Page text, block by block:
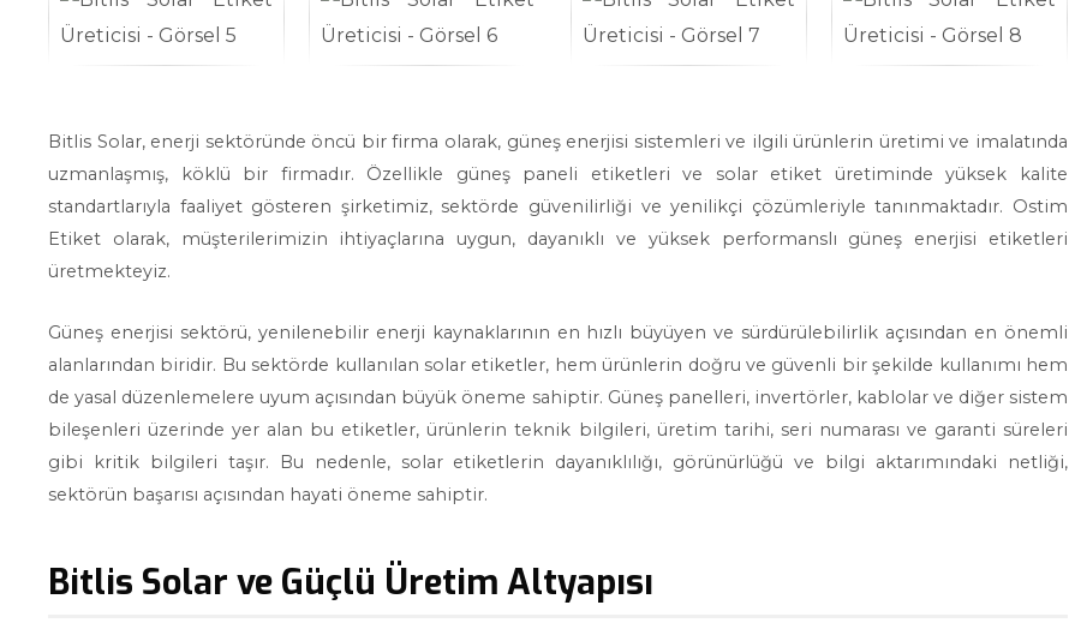
Bitlis Solar, enerji sektöründe öncü bir firma olarak, güneş enerjisi sistemleri ve ilgili ürünlerin üretimi ve imalatında
uzmanlaşmış, köklü bir firmadır. Özellikle güneş paneli etiketleri ve solar etiket üretiminde yüksek kalite
standartlarıyla faaliyet gösteren şirketimiz, sektörde güvenilirliği ve yenilikçi çözümleriyle tanınmaktadır. Ostim
Etiket olarak, müşterilerimizin ihtiyaçlarına uygun, dayanıklı ve yüksek performanslı güneş enerjisi etiketleri
üretmekteyiz.
Güneş enerjisi sektörü, yenilenebilir enerji kaynaklarının en hızlı büyüyen ve sürdürülebilirlik açısından en önemli
alanlarından biridir. Bu sektörde kullanılan solar etiketler, hem ürünlerin doğru ve güvenli bir şekilde kullanımı hem
de yasal düzenlemelere uyum açısından büyük öneme sahiptir. Güneş panelleri, invertörler, kablolar ve diğer sistem
bileşenleri üzerinde yer alan bu etiketler, ürünlerin teknik bilgileri, üretim tarihi, seri numarası ve garanti süreleri
gibi kritik bilgileri taşır. Bu nedenle, solar etiketlerin dayanıklılığı, görünürlüğü ve bilgi aktarımındaki netliği,
sektörün başarısı açısından hayati öneme sahiptir.
Bitlis Solar ve Güçlü Üretim Altyapısı